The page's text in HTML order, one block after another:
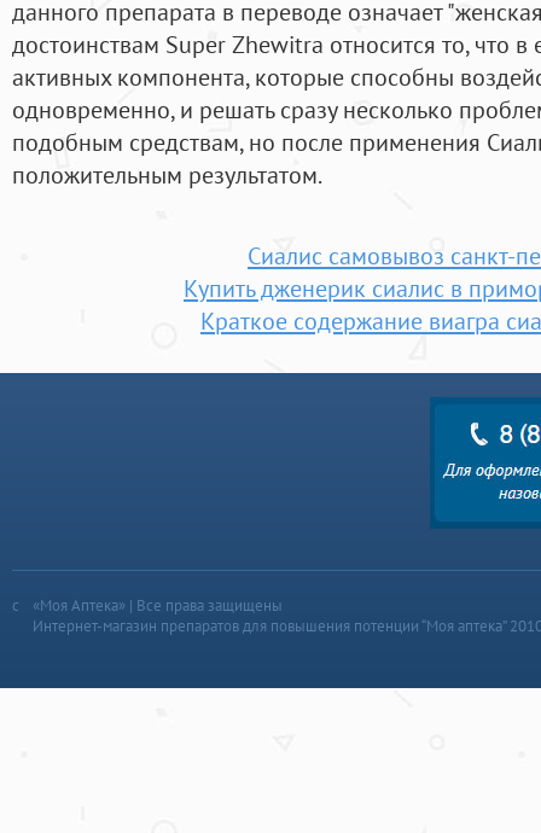
данного препарата в переводе означает
достоинствам Super Zhewitra относится то, что в
активных компонента, которые способны
одновременно, и решать сразу несколько
подобным средствам, но после применения
положительным результатом.
Сиалис самовывоз санкт-
Купить дженерик сиалис в
Краткое содержание виагра
«Моя Аптека» | Все права защищены
Интернет-магазин препаратов для повышения потенции “Моя аптека”